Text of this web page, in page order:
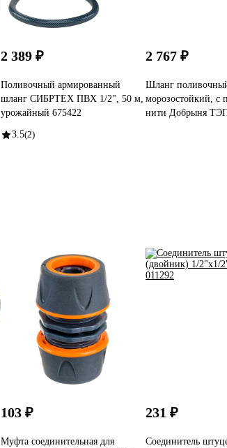
2 389 ₽
Поливочный армированный
шланг СИБРТЕХ ПВХ 1/2", 50 м,
урожайный 675422
3.5(2)
2 767 ₽
Шланг
морозостойкий, с
нити Добрыня
103 ₽
Муфта соединительная для
231 ₽
Соединитель